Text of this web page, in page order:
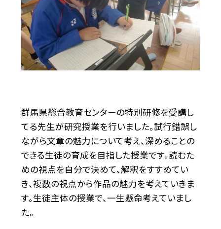
群馬県総合教育センターの特別研修を受講し
てる先生が研究授業を行いました。試行錯誤し
ながら文章の魅力について考え、深めることの
できる生徒の育成を目指した授業です。読むた
めの視点を自分で決めて、解釈をすすめてい
き、複数の視点から作品の魅力を考えていきま
す。生徒主体の授業で、一生懸命考えていまし
た。